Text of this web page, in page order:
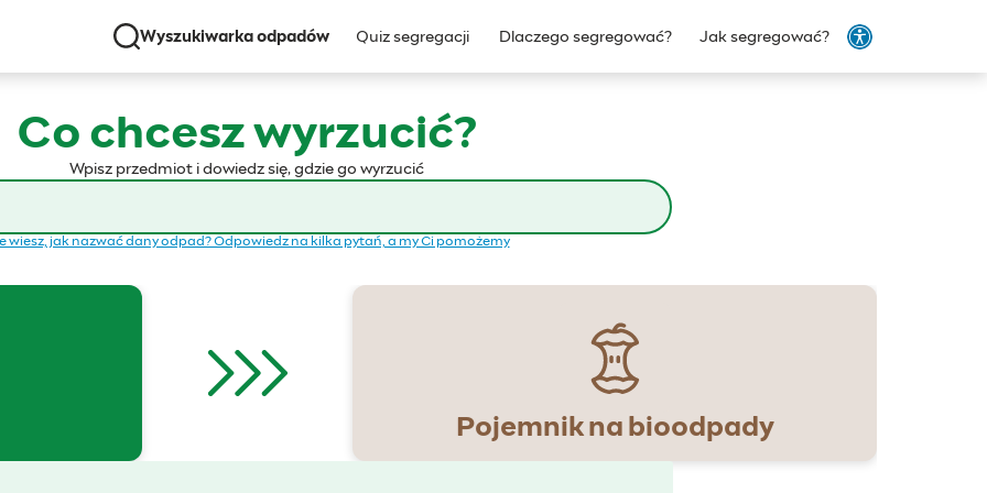
Wyszukiwarka odpadów Quiz segregacji Dlaczego segregować? Jak segregować?
Co chcesz wyrzucić?
Wpisz przedmiot i dowiedz się, gdzie go wyrzucić
wiesz, jak nazwać dany odpad? Odpowiedz na kilka pytań, a my Ci pomożemy
Pojemnik na bioodpady